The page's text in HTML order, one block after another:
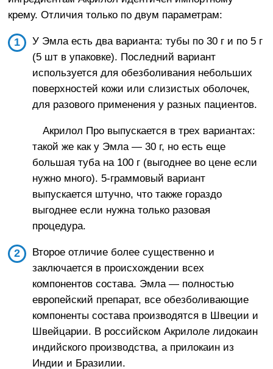
крему. Отличия только по двум параметрам:
У Эмла есть два варианта: тубы по 30 г и по 5 г
(5 шт в упаковке). Последний вариант
используется для обезболивания небольших
поверхностей кожи или слизистых оболочек,
для разового применения у разных пациентов.
Акрилол Про выпускается в трех вариантах:
такой же как у Эмла — 30 г, но есть еще
большая туба на 100 г (выгоднее во цене если
нужно много). 5-граммовый вариант
выпускается штучно, что также гораздо
выгоднее если нужна только разовая
процедура.
Второе отличие более существенно и
заключается в происхождении всех
компонентов состава. Эмла — полностью
европейский препарат, все обезболивающие
компоненты состава производятся в Швеции и
Швейцарии. В российском Акрилоле лидокаин
индийского производства, а прилокаин из
Индии и Бразилии.